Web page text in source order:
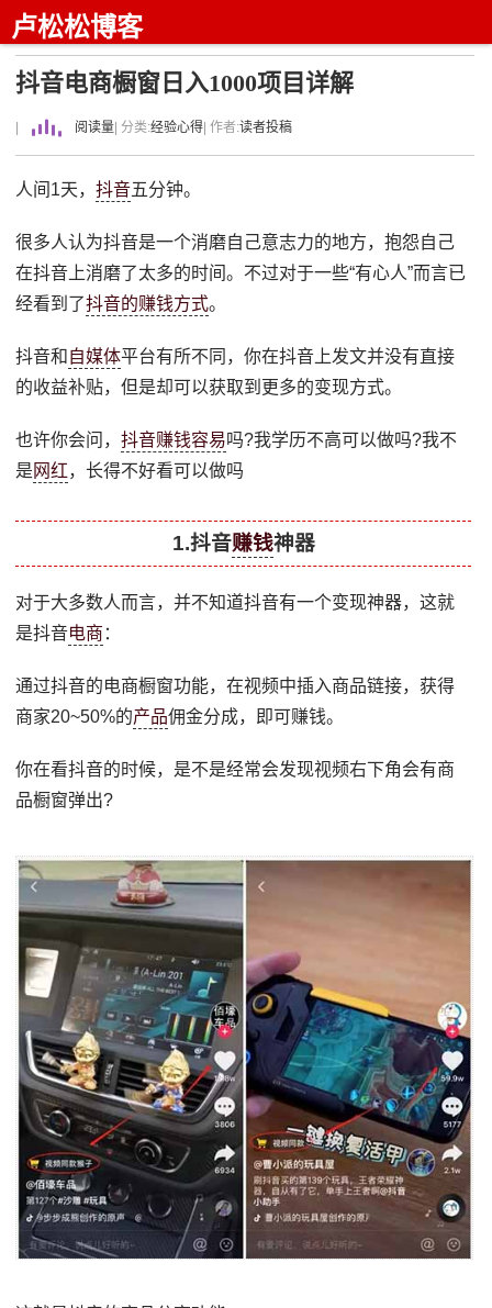
卢松松博客
抖音电商橱窗日入1000项目详解
阅读量 | 分类:经验心得 | 作者:读者投稿
人间1天，抖音五分钟。
很多人认为抖音是一个消磨自己意志力的地方，抱怨自己
在抖音上消磨了太多的时间。不过对于一些“有心人”而言已
经看到了抖音的赚钱方式。
抖音和 自媒体平台有所不同，你在抖音上发文并没有直接
的收益补贴，但是却可以获取到更多的变现方式。
也许你会问，抖音赚钱容易吗?我学历不高可以做吗?我不
是 网红，长得不好看可以做吗
1.抖音赚钱神器
对于大多数人而言，并不知道抖音有一个变现神器，这就
是抖音电商 ：
通过抖音的电商橱窗功能，在视频中插入商品链接，获得
商家20~50%的产品佣金分成，即可赚钱。
你在看抖音的时候，是不是经常会发现视频右下角会有商
品橱窗弹出?